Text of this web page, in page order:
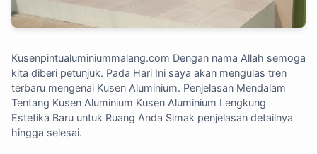
Kusenpintualuminiummalang.com Dengan nama Allah semoga
kita diberi petunjuk. Pada Hari Ini saya akan mengulas tren
terbaru mengenai Kusen Aluminium. Penjelasan Mendalam
Tentang Kusen Aluminium Kusen Aluminium Lengkung
Estetika Baru untuk Ruang Anda Simak penjelasan detailnya
hingga selesai.